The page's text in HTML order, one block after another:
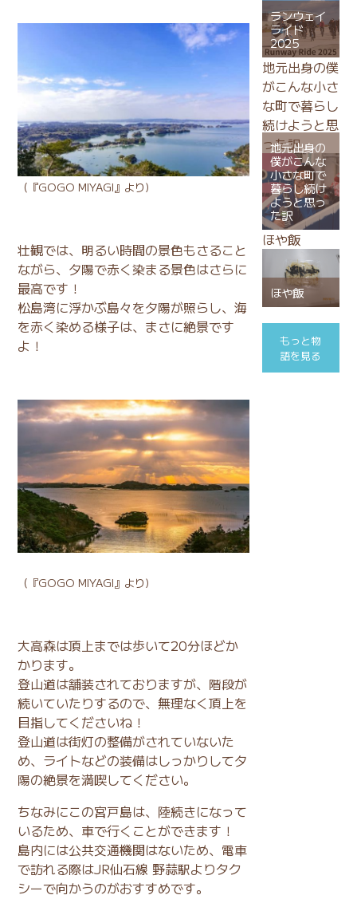
（ 『GOGO MIYAGI』 より)
壮観では、明るい時間の景色もさること
ながら、夕陽で赤く染まる景色はさらに
最高です！
松島湾に浮かぶ島々を夕陽が照らし、海
を赤く染める様子は、まさに絶景です
よ！
（ 『GOGO MIYAGI』 より)
大高森は頂上までは歩いて20分ほどか
かります。
登山道は舗装されておりますが、階段が
続いていたりするので、無理なく頂上を
目指してくださいね！
登山道は街灯の整備がされていないた
め、ライトなどの装備はしっかりして夕
陽の絶景を満喫してください。
ちなみにこの宮戸島は、陸続きになって
いるため、車で行くことができます！
島内には公共交通機関はないため、電車
で訪れる際はJR仙石線 野蒜駅よりタク
シーで向かうのがおすすめです。
ランウェイ
ライド
2025
地元出身の僕
がこんな小さ
な町で暮らし
続けようと思
った訳
地元出身の
僕がこんな
小さな町で
暮らし続け
ようと思っ
た訳
ほや飯
ほや飯
もっと物
語を見る